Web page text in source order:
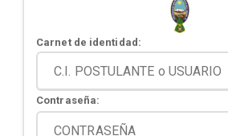
Carnet de identidad:
Contraseña: